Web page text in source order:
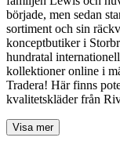
började, men sedan
sortiment och sin
konceptbutiker i
hundratal
kollektioner online i
Tradera! Här finns
kvalitetskläder från
Visa mer